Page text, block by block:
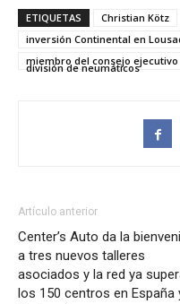
ETIQUETAS Christian Kötz
inversión Continental en
miembro del consejo
división de neumáticos
Artículo anterior
Center’s Auto da la
a tres nuevos talleres
asociados y la red ya
los 150 centros en España